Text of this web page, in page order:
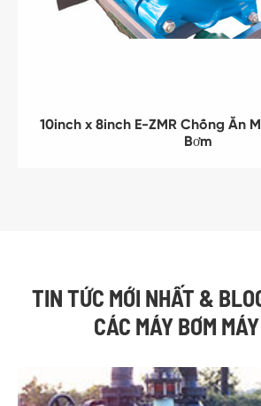
10inch x 8inch E-ZMR Chống Ăn
Bơm
TIN TỨC MỚI NHẤT &
CÁC MÁY BƠM